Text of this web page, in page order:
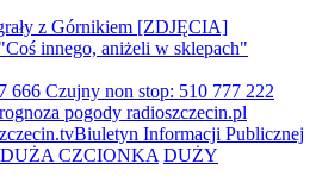
z Górnikiem [ZDJĘCIA]
innego, aniżeli w sklepach"
666 Czujny non stop: 510 777 222
pogody radioszczecin.pl
Biuletyn Informacji Publicznej
DUŻA CZCIONKA DUŻY